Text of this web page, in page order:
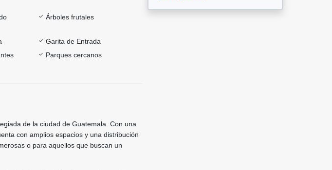
Árboles frutales
Garita de Entrada
Parques cercanos
de la ciudad de Guatemala. Con una
con amplios espacios y una distribución
o para aquellos que buscan un